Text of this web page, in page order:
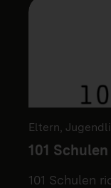
Eltern,
101 Schulen
101 Schulen